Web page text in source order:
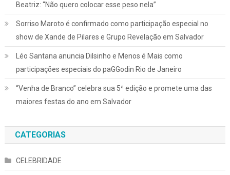
Beatriz: “Não quero colocar esse peso nela”
Sorriso Maroto é confirmado como participação especial no
show de Xande de Pilares e Grupo Revelação em Salvador
Léo Santana anuncia Dilsinho e Menos é Mais como
participações especiais do paGGodin Rio de Janeiro
“Venha de Branco” celebra sua 5ª edição e promete uma das
maiores festas do ano em Salvador
CATEGORIAS
CELEBRIDADE